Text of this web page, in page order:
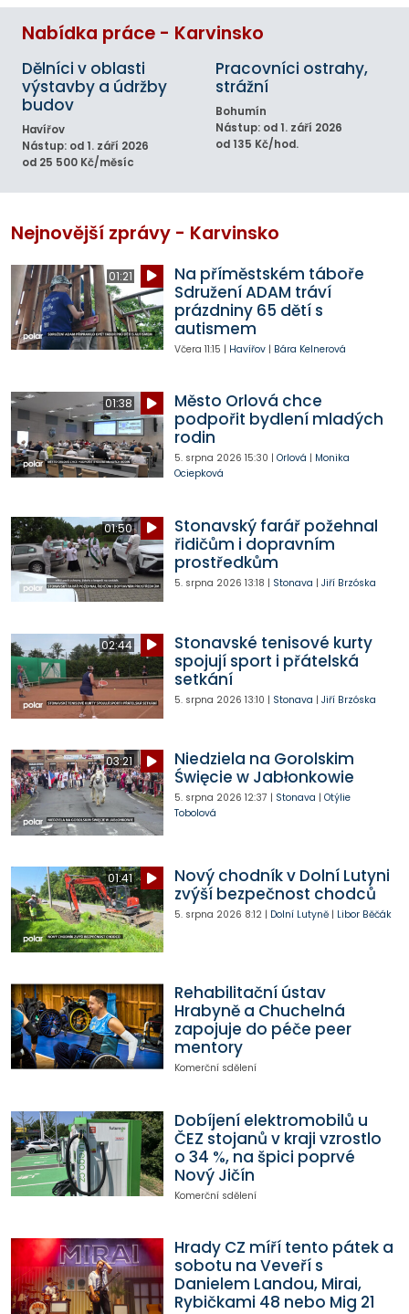
Nabídka práce - Karvinsko
Dělníci v oblasti
výstavby a údržby
budov
Havířov
Nástup: od 1. září 2026
od 25 500 Kč/měsíc
Pracovníci ostrahy,
strážní
Bohumín
Nástup: od 1. září 2026
od 135 Kč/hod.
Nejnovější zprávy - Karvinsko
01:21
Na příměstském táboře
Sdružení ADAM tráví
prázdniny 65 dětí s
autismem
Včera 11:15 | Havířov| Bára Kelnerová
01:38
Město Orlová chce
podpořit bydlení mladých
rodin
5. srpna 2026 15:30 | Orlová | Monika
Ociepková
01:50
Stonavský farář požehnal
řidičům i dopravním
prostředkům
5. srpna 2026 13:18 | Stonava | Jiří Brzóska
02:44
Stonavské tenisové kurty
spojují sport i přátelská
setkání
5. srpna 2026 13:10 | Stonava | Jiří Brzóska
03:21
Niedziela na Gorolskim
Święcie w Jabłonkowie
5. srpna 2026 12:37 | Stonava | Otýlie
Tobolová
01:41
Nový chodník v Dolní Lutyni
zvýší bezpečnost chodců
5. srpna 2026 8:12| Dolní Lutyně| Libor Běčák
Rehabilitační ústav
Hrabyně a Chuchelná
zapojuje do péče peer
mentory
Komerční sdělení
Dobíjení elektromobilů u
ČEZ stojanů v kraji vzrostlo
o 34 %, na špici poprvé
Nový Jičín
Komerční sdělení
Hrady CZ míří tento pátek a
sobotu na Veveří s
Danielem Landou, Mirai,
Rybičkami 48 nebo Mig 21